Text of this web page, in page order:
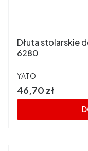
Dłuta stolarskie
6280
PRODUCENT
YATO
Cena
46,70 zł